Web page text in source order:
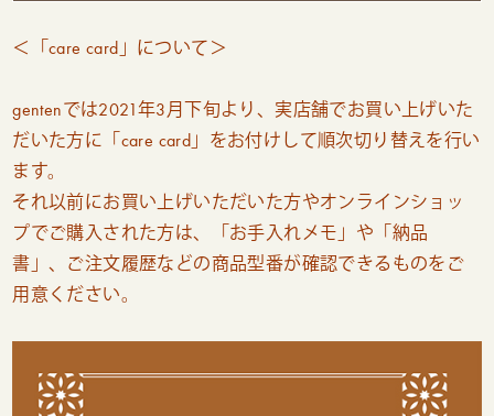
＜「care card」について＞
gentenでは2021年3月下旬より、実店舗でお買い上げいた
だいた方に「care card」をお付けして順次切り替えを行い
ます。
それ以前にお買い上げいただいた方やオンラインショッ
プでご購入された方は、「お手入れメモ」や「納品
書」、ご注文履歴などの商品型番が確認できるものをご
用意ください。